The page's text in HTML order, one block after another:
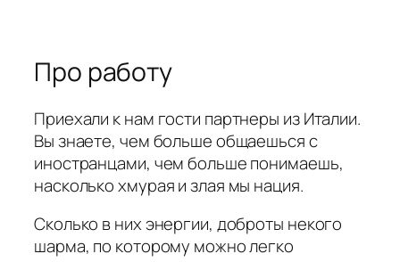
Про работу
Приехали к нам гости партнеры из Италии.
Вы знаете, чем больше общаешься с
иностранцами, чем больше понимаешь,
насколько хмурая и злая мы нация.
Сколько в них энергии, доброты некого
шарма, по которому можно легко